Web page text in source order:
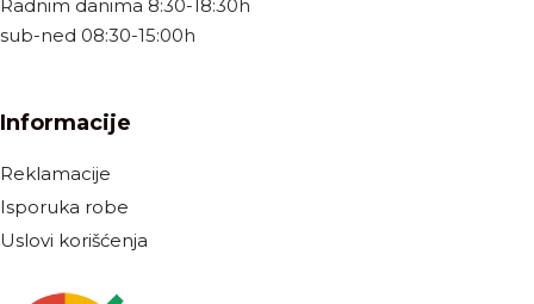
Radnim danima 8:30-18:30h
sub-ned 08:30-15:00h
Informacije
Reklamacije
Isporuka robe
Uslovi korišćenja